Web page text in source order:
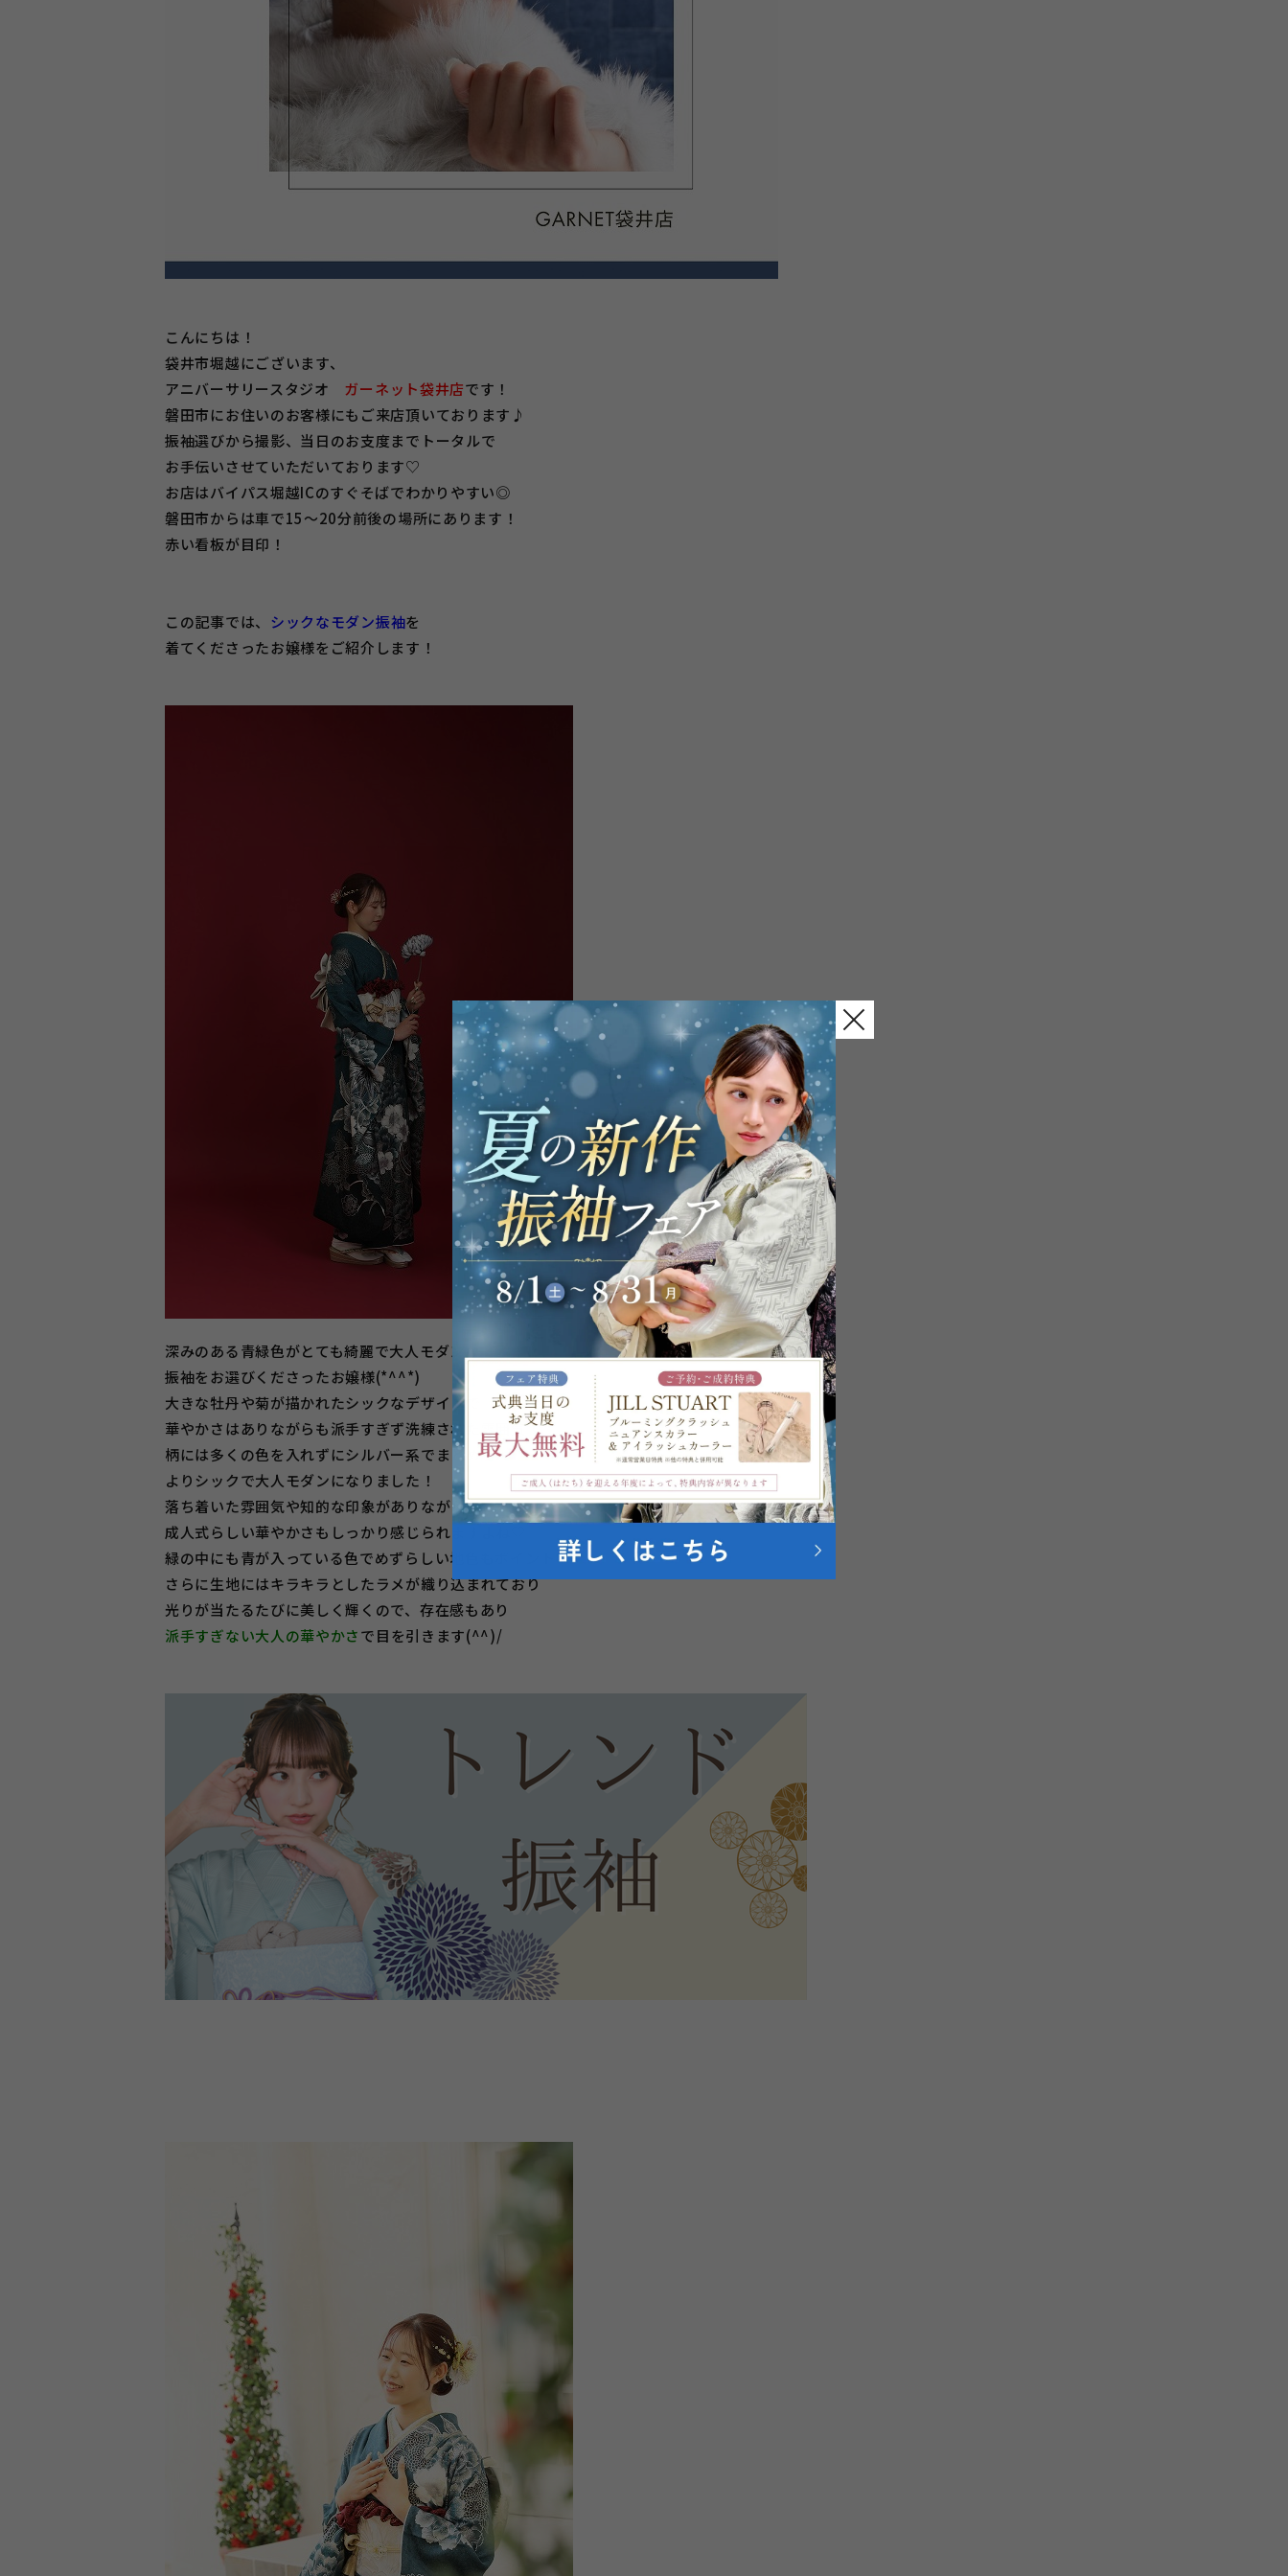
こんにちは！
袋井市堀越にございます、
アニバーサリースタジオ ガーネット袋井店です！
磐田市にお住いのお客様にもご来店頂いております♪
振袖選びから撮影、当日のお支度までトータルで
お手伝いさせていただいております♡
お店はバイパス堀越ICのすぐそばでわかりやすい◎
磐田市からは車で15～20分前後の場所にあります！
赤い看板が目印！
この記事では、 シックなモダン振袖を
着てくださったお嬢様をご紹介します！
深みのある青緑色がとても綺麗で大人モダンな
振袖をお選びくださったお嬢様(*^^*)
大きな牡丹や菊が描かれたシックなデザインで
華やかさはありながらも派手すぎず洗練された雰囲気！
柄には多くの色を入れずにシルバー系でまとめて
よりシックで大人モダンになりました！
落ち着いた雰囲気や知的な印象がありながらも
成人式らしい華やかさもしっかり感じられますよね♡
緑の中にも青が入っている色でめずらしい地色もポイント！
さらに生地にはキラキラとしたラメが織り込まれており
光りが当たるたびに美しく輝くので、存在感もあり
派手すぎない大人の華やかさで目を引きます(^^)/